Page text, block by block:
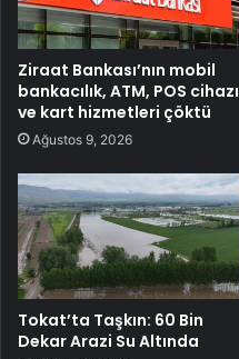
Ziraat Bankası’nın mobil
bankacılık, ATM, POS cihazı
ve kart hizmetleri çöktü
Ağustos 9, 2026
Tokat’ta Taşkın: 60 Bin
Dekar Arazi Su Altında